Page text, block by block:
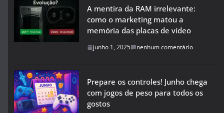
A mentira da RAM irrelevante:
como o marketing matou a
memória das placas de vídeo
junho 1, 2025 nenhum comentário
Prepare os controles! Junho chega
com jogos de peso para todos os
gostos